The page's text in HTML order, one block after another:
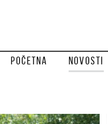
Početna Novosti